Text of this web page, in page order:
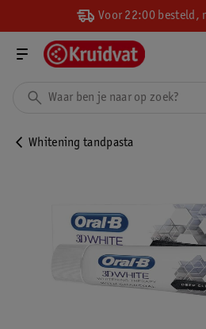
Voor 22:00 besteld,
Whitening tandpasta